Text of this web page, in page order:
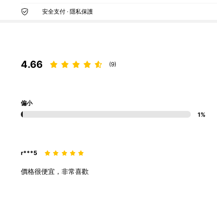
安全支付 · 隱私保護
4.66 (9)
偏小
1%
r***5
價格很便宜，非常喜歡